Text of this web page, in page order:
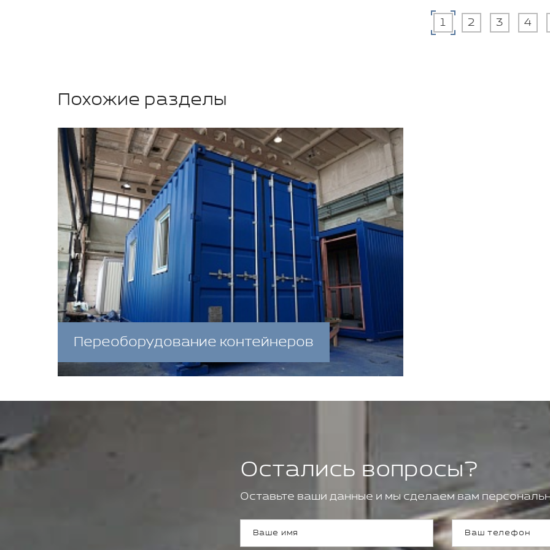
1 2 3 4
Похожие разделы
Переоборудование контейнеров
Остались вопросы?
Оставьте ваши данные и мы сделаем вам